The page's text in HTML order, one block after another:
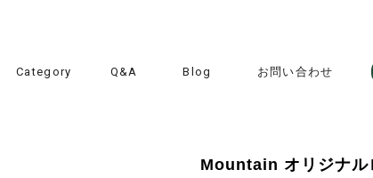
Category Q&A Blog お問い合わせ
Mountain オリジナ